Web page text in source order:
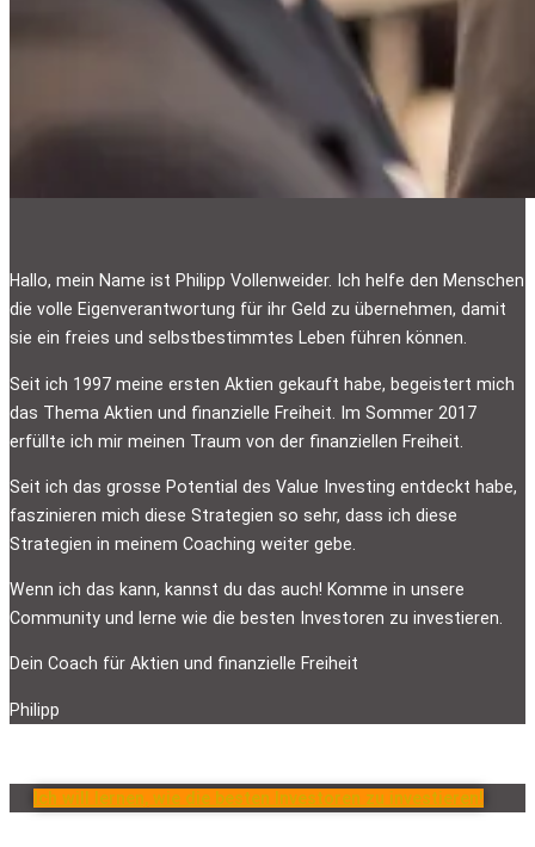
Hallo, mein Name ist Philipp Vollenweider. Ich helfe den Menschen
die volle Eigenverantwortung für ihr Geld zu übernehmen, damit
sie ein freies und selbstbestimmtes Leben führen können.
Seit ich 1997 meine ersten Aktien gekauft habe, begeistert mich
das Thema Aktien und finanzielle Freiheit. Im Sommer 2017
erfüllte ich mir meinen Traum von der finanziellen Freiheit.
Seit ich das grosse Potential des Value Investing entdeckt habe,
faszinieren mich diese Strategien so sehr, dass ich diese
Strategien in meinem Coaching weiter gebe.
Wenn ich das kann, kannst du das auch! Komme in unsere
Community und lerne wie die besten Investoren zu investieren.
Dein Coach für Aktien und finanzielle Freiheit
Philipp
Ich will lernen, wie die besten Investoren zu investieren!